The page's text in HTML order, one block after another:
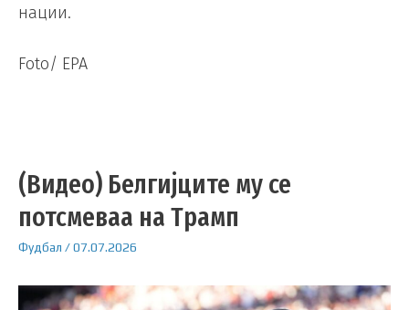
нации.
Foto/ EPA
(Видео) Белгијците му се
потсмеваа на Трамп
Фудбал /07.07.2026